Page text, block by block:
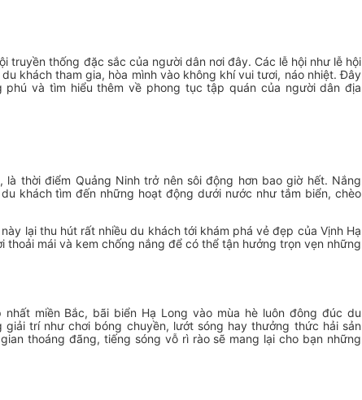
truyền thống đặc sắc của người dân nơi đây. Các lễ hội như lễ hội
khách tham gia, hòa mình vào không khí vui tươi, náo nhiệt. Đây
và tìm hiểu thêm về phong tục tập quán của người dân địa
thời điểm Quảng Ninh trở nên sôi động hơn bao giờ hết. Nắng
khách tìm đến những hoạt động dưới nước như tắm biển, chèo
lại thu hút rất nhiều du khách tới khám phá vẻ đẹp của Vịnh Hạ
thoải mái và kem chống nắng để có thể tận hưởng trọn vẹn những
miền Bắc, bãi biển Hạ Long vào mùa hè luôn đông đúc du
trí như chơi bóng chuyền, lướt sóng hay thưởng thức hải sản
thoáng đãng, tiếng sóng vỗ rì rào sẽ mang lại cho bạn những